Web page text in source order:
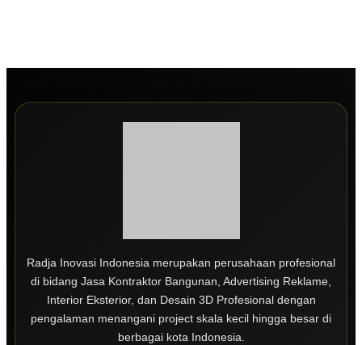
Radja Inovasi Indonesia merupakan perusahaan profesional
di bidang Jasa Kontraktor Bangunan, Advertising Reklame,
Interior Eksterior, dan Desain 3D Profesional dengan
pengalaman menangani project skala kecil hingga besar di
berbagai kota Indonesia.